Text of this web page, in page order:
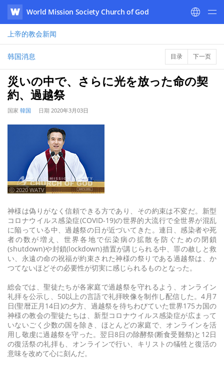
WATV
World Mission Society Church of God
上帝的教会新闻
韩国消息 目录 下一页
災いの中で、さらに光を放った命の契
約、過越祭
国家 韓国 日期 2020年3月03日
ⓒ 2020 WATV
神様は偽りがなく信頼できる方であり、その約束は不変だ。新型
コロナウイルス感染症(COVID-19)の世界的大流行で全世界が混乱
に陥っている中、過越祭の日が近づいてきた。連日、感染者や死
者の数が増え、世界各地で伝染病の拡散を防ぐための閉鎖
(shutdown)や封鎖(lockdown)措置が講じられる中、罪の赦しと救
い、永遠の命の祝福が約束された神様の祭りである過越祭は、か
つてないほどその必要性が切実に感じられるものとなった。
総会では、聖徒たちが各家庭で過越祭を守れるよう、オンライン
礼拝を公示し、50以上の言語で礼拝映像を制作し配信した。4月7
日(聖暦正月14日)の夕方、過越祭を待ちわびていた世界175カ国の
神様の教会の聖徒たちは、新型コロナウイルス感染症が広まって
いないごく少数の国を除き、ほとんどの家庭で、オンラインを活
用し敬虔に過越祭を守った。翌日8日の除酵祭(断食受難祭)と12日
の復活祭の礼拝も、オンラインで行い、キリストの犠牲と復活の
意味を改めて心に刻んだ。